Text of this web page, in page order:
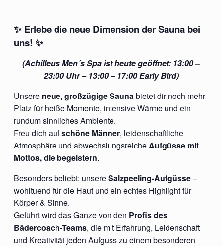
✨ Erlebe die neue Dimension der Sauna bei
uns! ✨
(Achilleus Men´s Spa ist heute geöffnet: 13:00 –
23:00 Uhr – 13:00 – 17:00 Early Bird)
Unsere neue, großzügige Saunabietet dir noch mehr
Platz für heiße Momente, intensive Wärme und ein
rundum sinnliches Ambiente.
Freu dich aufschöne Männer, leidenschaftliche
Atmosphäre und abwechslungsreicheAufgüsse mit
Mottos, die begeistern.
Besonders beliebt: unsereSalzpeeling-Aufgüsse–
wohltuend für die Haut und ein echtes Highlight für
Körper & Sinne.
Geführt wird das Ganze von den Profis des
Bädercoach-Teams, die mit Erfahrung, Leidenschaft
und Kreativität jeden Aufguss zu einem besonderen